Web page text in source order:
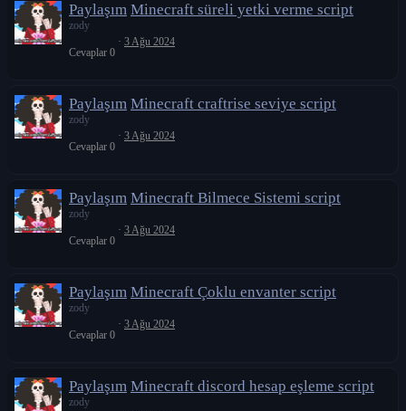
Paylaşım Minecraft süreli yetki verme script
zody
Cevaplar 0
3 Ağu 2024
Paylaşım Minecraft craftrise seviye script
zody
Cevaplar 0
3 Ağu 2024
Paylaşım Minecraft Bilmece Sistemi script
zody
Cevaplar 0
3 Ağu 2024
Paylaşım Minecraft Çoklu envanter script
zody
Cevaplar 0
3 Ağu 2024
Paylaşım Minecraft discord hesap eşleme script
zody